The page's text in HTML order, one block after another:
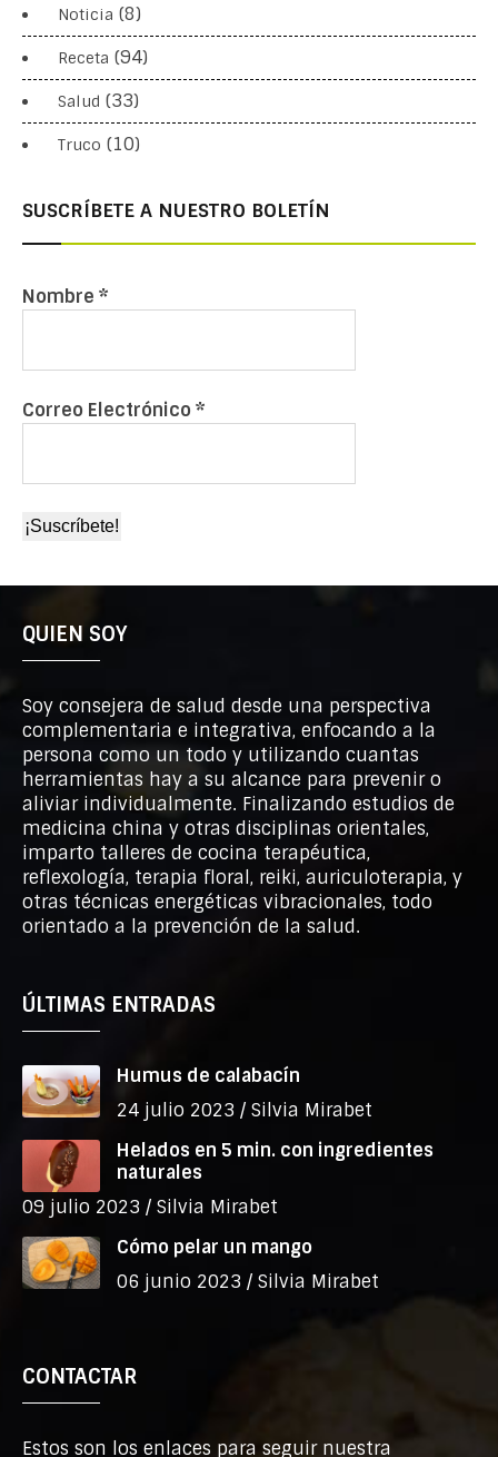
Noticia (8)
Receta (94)
Salud (33)
Truco (10)
SUSCRÍBETE A NUESTRO BOLETÍN
Nombre *
Correo Electrónico *
QUIEN SOY
Soy consejera de salud desde una perspectiva
complementaria e integrativa, enfocando a la
persona como un todo y utilizando cuantas
herramientas hay a su alcance para prevenir o
aliviar individualmente. Finalizando estudios de
medicina china y otras disciplinas orientales,
imparto talleres de cocina terapéutica,
reflexología, terapia floral, reiki, auriculoterapia, y
otras técnicas energéticas vibracionales, todo
orientado a la prevención de la salud.
ÚLTIMAS ENTRADAS
Humus de calabacín
24 julio 2023 / Silvia Mirabet
Helados en 5 min. con ingredientes
naturales
09 julio 2023 / Silvia Mirabet
Cómo pelar un mango
06 junio 2023 / Silvia Mirabet
CONTACTAR
Estos son los enlaces para seguir nuestra